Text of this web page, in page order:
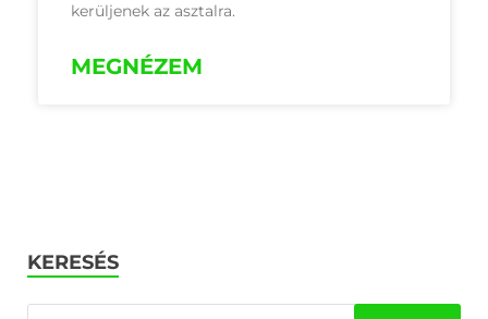
kerüljenek az asztalra.
MEGNÉZEM
KERESÉS